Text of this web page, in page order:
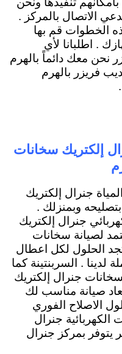
الاتصال بالمركز .
الخطوات قم بها
. اطلبانا لأي
نحن معك دائماً بالهرم
فريزر بالهرم
إلكتريك سخانات
جنرال إلكتريك
وبمنزلك .
جنرال إلكتريك
لصيانة سخانات
الحلول لكل اعطال
لدينا . السربنتينة كما
جنرال إلكتريك
. احجز ميعاد صيانة مناسب لك
الاصلاح الفوري
جنرال
30 لتر ، 50 لتر ، 80 لتر يتوفر بمركز جنرال